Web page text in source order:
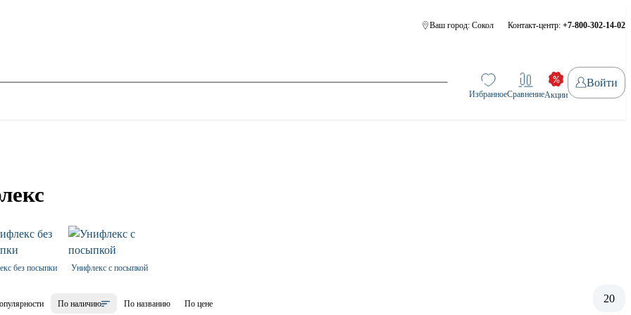
Ваш город: Сокол Контакт-центр: +7-800-302-14-02
ИзбранноеСравнениеАкции
Войти
без посыпки Унифлекс с посыпкой
По наличию По названию По цене 20